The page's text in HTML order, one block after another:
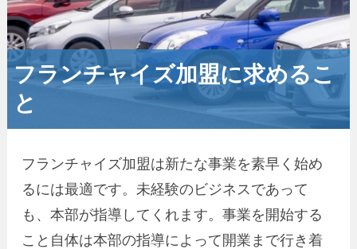
フランチャイズ加盟に求めるこ
と
フランチャイズ加盟は新たな事業を素早く始め
るには最適です。未経験のビジネスであって
も、本部が指導してくれます。事業を開始する
こと自体は本部の指導によって開業まで行き着